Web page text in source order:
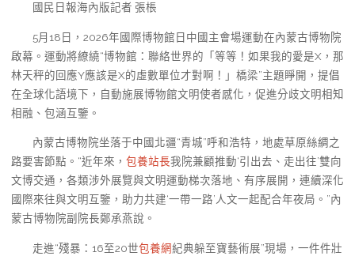
國民日報海內版記者 張棖
5月18日，2026年國際博物館日中國主會場運動在內蒙古博物院
啟幕。運動將繚繞“博物館：聯絡世界的「等等！如果我的愛是X，那
林天秤的回應Y應該是X的虛數單位才對啊！」橋梁”主題睜開，提倡
在全球化語境下，自動施展博物館文明使者感化，促進分歧文明相知
相融、包涵互鑒。
內蒙古博物院坐落于中國北疆“青城”呼和浩特，地處草原絲綢之
路要害節點。“近年來， 包養站長我院兼顧推動‘引出去、走出往’雙向
文博交通，各類涉外展覽與文明運動梯次落地、有序展開，連續深化
國際來往與文明互鑒，助力共建‘一帶一路’人文一起配合年夜局。”內
蒙古博物院副院長鄭承燕說。
走進“殘暴：16至20世包養網紀典躲至寶藝術展”現場，一件件壯